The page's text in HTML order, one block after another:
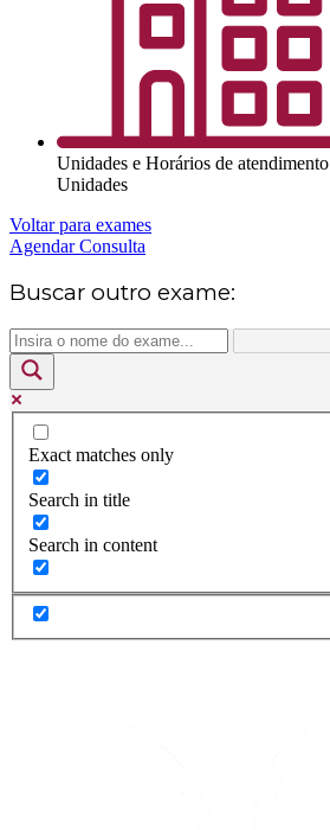
Unidades e Horários de atendimento
Unidades
Voltar para exames
Agendar Consulta
Buscar outro exame:
Exact matches only
Search in title
Search in content